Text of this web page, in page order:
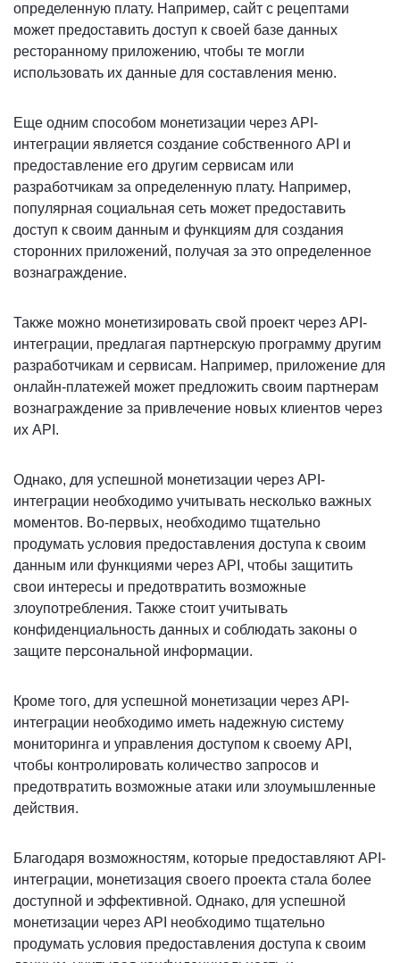
определенную плату. Например, сайт с рецептами
может предоставить доступ к своей базе данных
ресторанному приложению, чтобы те могли
использовать их данные для составления меню.
Еще одним способом монетизации через API-
интеграции является создание собственного API и
предоставление его другим сервисам или
разработчикам за определенную плату. Например,
популярная социальная сеть может предоставить
доступ к своим данным и функциям для создания
сторонних приложений, получая за это определенное
вознаграждение.
Также можно монетизировать свой проект через API-
интеграции, предлагая партнерскую программу другим
разработчикам и сервисам. Например, приложение для
онлайн-платежей может предложить своим партнерам
вознаграждение за привлечение новых клиентов через
их API.
Однако, для успешной монетизации через API-
интеграции необходимо учитывать несколько важных
моментов. Во-первых, необходимо тщательно
продумать условия предоставления доступа к своим
данным или функциями через API, чтобы защитить
свои интересы и предотвратить возможные
злоупотребления. Также стоит учитывать
конфиденциальность данных и соблюдать законы о
защите персональной информации.
Кроме того, для успешной монетизации через API-
интеграции необходимо иметь надежную систему
мониторинга и управления доступом к своему API,
чтобы контролировать количество запросов и
предотвратить возможные атаки или злоумышленные
действия.
Благодаря возможностям, которые предоставляют API-
интеграции, монетизация своего проекта стала более
доступной и эффективной. Однако, для успешной
монетизации через API необходимо тщательно
продумать условия предоставления доступа к своим